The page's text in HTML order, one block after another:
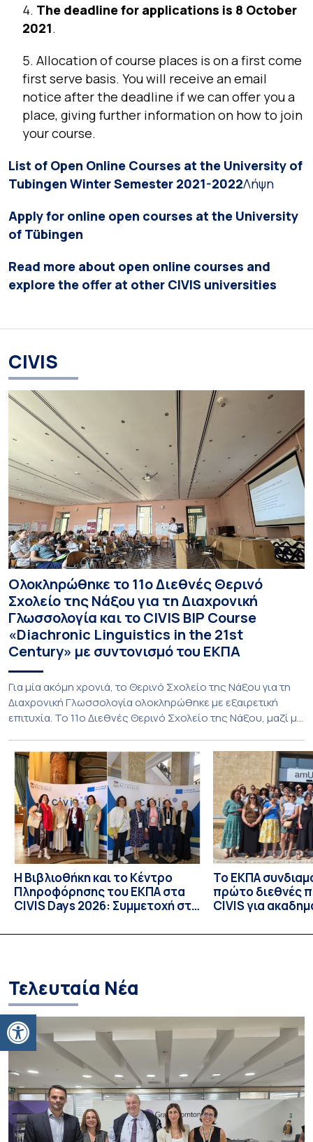
Ανοίξτε τη γραμμή εργαλείων
The deadline for applications is 8 October
2021.
Allocation of course places is on a first come
first serve basis. You will receive an email
notice after the deadline if we can offer you a
place, giving further information on how to join
your course.
List of Open Online Courses at the University of
Tubingen Winter Semester 2021-2022Λήψη
Apply for online open courses at the University
of Tübingen
Read more about open online courses and
explore the offer at other CIVIS universities
CIVIS
Ολοκληρώθηκε το 11ο Διεθνές Θερινό
Σχολείο της Νάξου για τη Διαχρονική
Γλωσσολογία και το CIVIS BIP Course
«Diachronic Linguistics in the 21st
Century» με συντονισμό του ΕΚΠΑ
Για μία ακόμη χρονιά, το Θερινό Σχολείο της Νάξου για τη
Διαχρονική Γλωσσολογία ολοκληρώθηκε με εξαιρετική
επιτυχία. Το 11ο Διεθνές Θερινό Σχολείο της Νάξου, μαζί με
Linguistics in the 21st Century», διεξήχθη από τις 19 έως τις
25 Ιουλίου 2026 στο ιστορικό κτίριο της πρώην σχολής […]
Η Βιβλιοθήκη και το Κέντρο
Πληροφόρησης του ΕΚΠΑ στα
CIVIS Days 2026: Συμμετοχή στη
των ακαδημαϊκών βιβλιοθηκών
Το ΕΚΠΑ
πρώτο διεθνές
CIVIS για
Τελευταία Νέα